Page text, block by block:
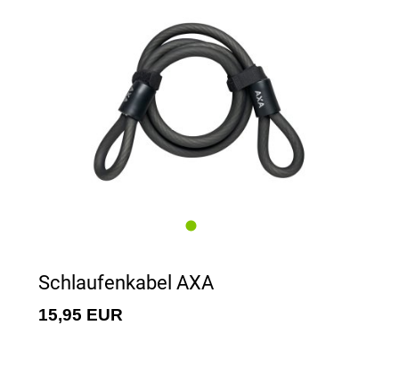
Schlaufenkabel AXA
15,95 EUR